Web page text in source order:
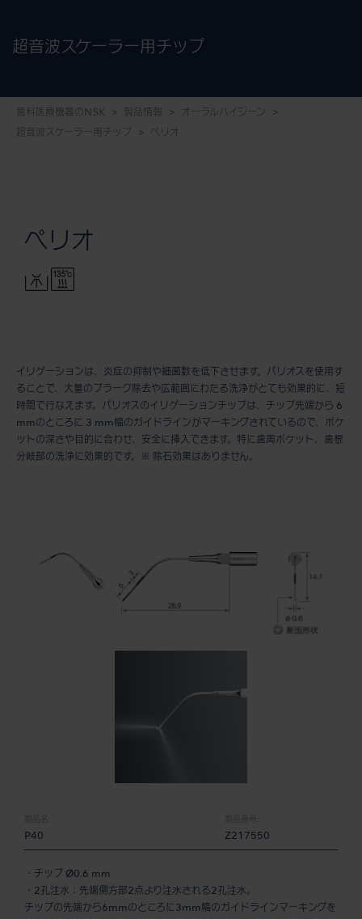
超音波スケーラー用チップ
歯科医療機器のNSK 製品情報 オーラルハイジーン
超音波スケーラー用チップ ペリオ
ペリオ
イリゲーションは、炎症の抑制や細菌数を低下させます。バリオスを使用す
ることで、大量のプラーク除去や広範囲にわたる洗浄がとても効果的に、短
時間で行なえます。バリオスのイリゲーションチップは、チップ先端から 6
mmのところに 3 mm幅のガイドラインがマーキングされているので、ポケ
ットの深さや目的に合わせ、安全に挿入できます。特に歯周ポケット、歯根
分岐部の洗浄に効果的です。※ 除石効果はありません。
製品名:
P40
製品番号:
Z217550
・チップ Ø0.6 mm
・2孔注水：先端側方部2点より注水される2孔注水。
チップの先端から6mmのところに3mm幅のガイドラインマーキングを